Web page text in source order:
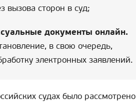
вызова сторон в суд;
документы онлайн.
в свою очередь,
электронных заявлений.
судах было рассмотрено